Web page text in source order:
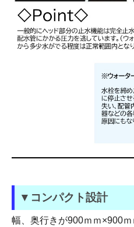
▼コンパクト設計
幅、奥行きが900ｍｍ×900